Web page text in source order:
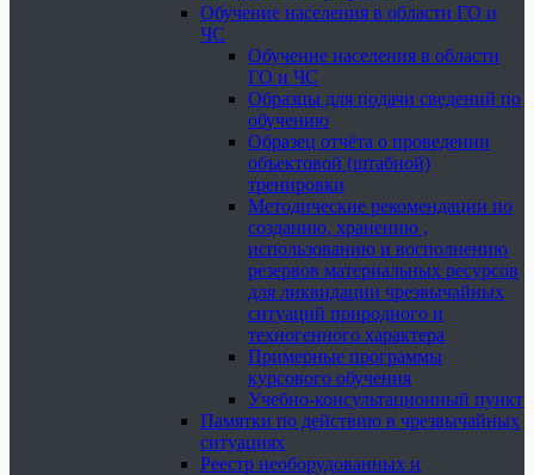
Обучение населения в области ГО и
ЧС
Обучение населения в области
ГО и ЧС
Образцы для подачи сведений по
обучению
Образец отчёта о проведении
объектовой (штабной)
тренировки
Методические рекомендации по
созданию, хранению ,
использованию и восполнению
резервов материальных ресурсов
для ликвидации чрезвычайных
ситуаций природного и
техногенного характера
Примерные программы
курсового обучения
Учебно-консультационный пункт
Памятки по действию в чрезвычайных
ситуациях
Реестр необорудованных и